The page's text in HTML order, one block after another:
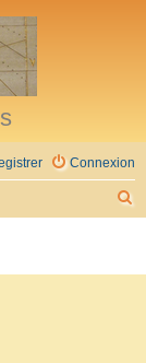
Connexion